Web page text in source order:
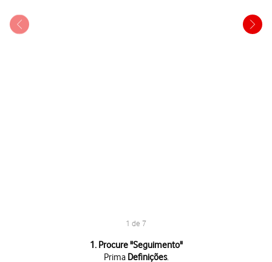
1 de 7
1. Procure "Seguimento"
Prima Definições.